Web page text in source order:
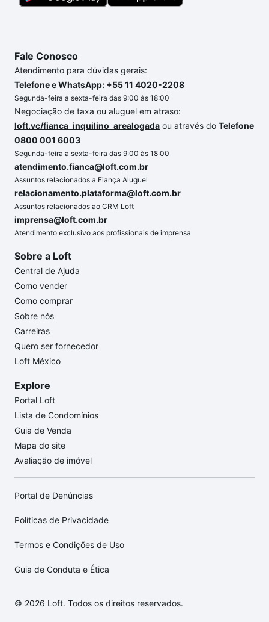
Fale Conosco
Atendimento para dúvidas gerais:
Telefone e WhatsApp: +55 11 4020-2208
Segunda-feira a sexta-feira das 9:00 às 18:00
Negociação de taxa ou aluguel em atraso:
loft.vc/fianca_inquilino_arealogada ou através do Telefone
0800 001 6003
Segunda-feira a sexta-feira das 9:00 às 18:00
atendimento.fianca@loft.com.br
Assuntos relacionados a Fiança Aluguel
relacionamento.plataforma@loft.com.br
Assuntos relacionados ao CRM Loft
imprensa@loft.com.br
Atendimento exclusivo aos profissionais de imprensa
Sobre a Loft
Central de Ajuda
Como vender
Como comprar
Sobre nós
Carreiras
Quero ser fornecedor
Loft México
Explore
Portal Loft
Lista de Condomínios
Guia de Venda
Mapa do site
Avaliação de imóvel
Portal de Denúncias
Políticas de Privacidade
Termos e Condições de Uso
Guia de Conduta e Ética
© 2026 Loft. Todos os direitos reservados.